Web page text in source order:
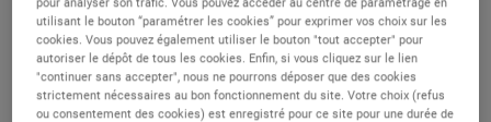
clients
commerciales
utilisant le bouton “paramétrer les cookies” pour exprimer vos choix sur les
cookies. Vous pouvez également utiliser le bouton "tout accepter" pour
autoriser le dépôt de tous les cookies. Enfin, si vous cliquez sur le lien
"continuer sans accepter", nous ne pourrons déposer que des cookies
strictement nécessaires au bon fonctionnement du site. Votre choix (refus
ou consentement des cookies) est enregistré pour ce site pour une durée de